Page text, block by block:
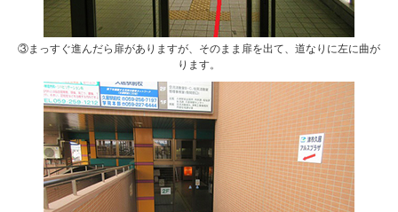
③まっすぐ進んだら扉がありますが、そのまま扉を出て、道なりに左に曲が
ります。